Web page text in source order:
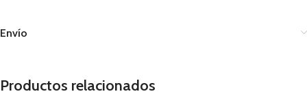
Envío
Productos relacionados